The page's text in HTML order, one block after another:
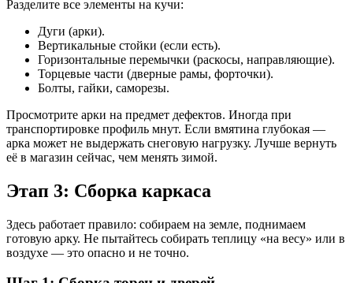
Разделите все элементы на кучи:
Дуги (арки).
Вертикальные стойки (если есть).
Горизонтальные перемычки (раскосы, направляющие).
Торцевые части (дверные рамы, форточки).
Болты, гайки, саморезы.
Просмотрите арки на предмет дефектов. Иногда при
транспортировке профиль мнут. Если вмятина глубокая —
арка может не выдержать снеговую нагрузку. Лучше вернуть
её в магазин сейчас, чем менять зимой.
Этап 3: Сборка каркаса
Здесь работает правило: собираем на земле, поднимаем
готовую арку. Не пытайтесь собирать теплицу «на весу» или в
воздухе — это опасно и не точно.